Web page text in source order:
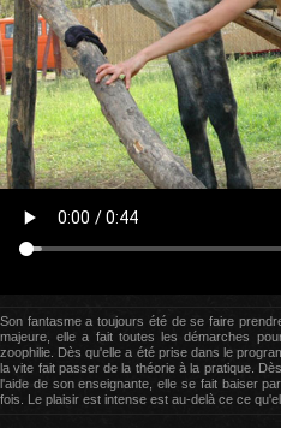
Son fantasme a toujours été de se faire
majeure, elle a fait toutes les démarches
zoophilie. Dès qu'elle a été prise dans le
la vite fait passer de la théorie à la pratique.
l'aide de son enseignante, elle se fait baiser
fois. Le plaisir est intense est au-delà ce ce